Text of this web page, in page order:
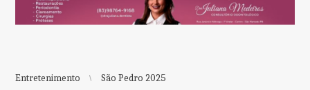
Entretenimento São Pedro 2025